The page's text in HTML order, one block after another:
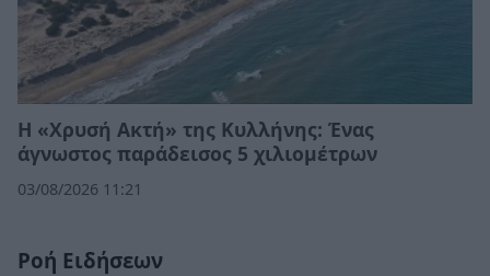
Η «Χρυσή Ακτή» της Κυλλήνης: Ένας
άγνωστος παράδεισος 5 χιλιομέτρων
03/08/2026 11:21
Ροή Ειδήσεων